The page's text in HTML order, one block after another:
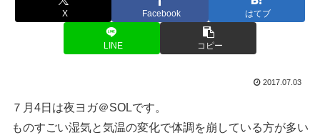
X Facebook はてブ
LINE コピー
2017.07.03
７月4日は夜ヨガ＠SOLです。
ものすごい湿気と気温の変化で体調を崩している方が多い